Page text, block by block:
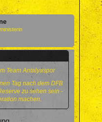
Team Antalyaspor
Tag nach dem DFB
zu sehen sein -
machen.